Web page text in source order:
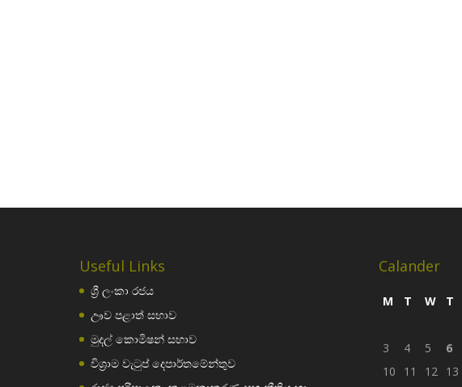
Useful Links
ශ්‍රී ලංකා රජය
ඌව පළාත් සභාව
මුදල් කොමිෂන් සභාව
විශ්‍රාම වැටුප් දෙපාර්තමේන්තුව
Calander
M T W T
3
4 5 6
10
11 12 13